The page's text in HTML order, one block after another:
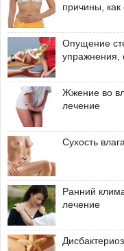
причины, как
Опущение
упражнения,
Жжение во
лечение
Сухость
Ранний
лечение